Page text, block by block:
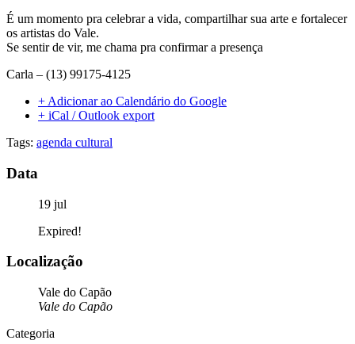
É um momento pra celebrar a vida, compartilhar sua arte e fortalecer
os artistas do Vale.
Se sentir de vir, me chama pra confirmar a presença
Carla – (13) 99175-4125
+ Adicionar ao Calendário do Google
+ iCal / Outlook export
Tags: agenda cultural
Data
19 jul
Expired!
Localização
Vale do Capão
Vale do Capão
Categoria